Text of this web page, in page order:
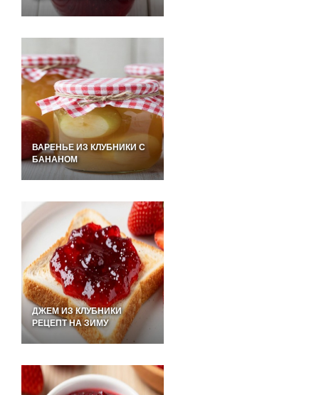
ВАРЕНЬЕ ИЗ КЛУБНИКИ С
БАНАНОМ
ДЖЕМ ИЗ КЛУБНИКИ
РЕЦЕПТ НА ЗИМУ